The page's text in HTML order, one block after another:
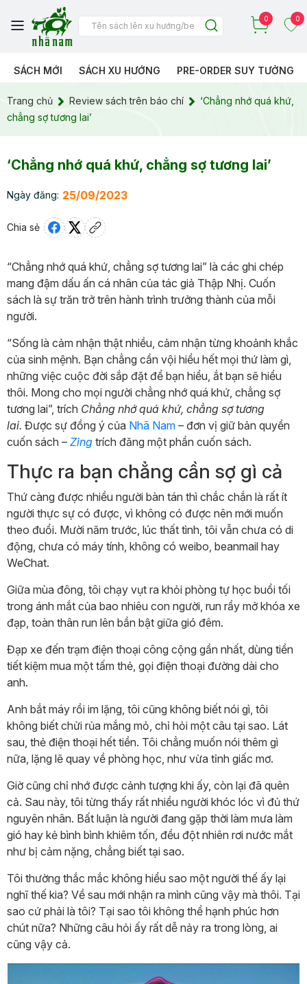
0 0
SÁCH MỚI SÁCH XU HƯỚNG PRE-ORDER SUY TƯỞNG
Trang chủ Review sách trên báo chí
‘Chẳng nhớ quá khứ,
chẳng sợ tương lai’
‘Chẳng nhớ quá khứ, chẳng sợ tương lai’
Ngày đăng: 25/09/2023
Chia sẻ
“Chẳng nhớ quá khứ, chẳng sợ tương lai” là các ghi chép
mang đậm dấu ấn cá nhân của tác giả Thập Nhị. Cuốn
sách là sự trăn trở trên hành trình trưởng thành của mỗi
người.
“Sống là cảm nhận thật nhiều, cảm nhận từng khoảnh khắc
của sinh mệnh. Bạn chẳng cần vội hiểu hết mọi thứ làm gì,
những việc cuộc đời sắp đặt để bạn hiểu, ắt bạn sẽ hiểu
thôi. Mong cho mọi người chẳng nhớ quá khứ, chẳng sợ
tương lai”, trích Chẳng nhớ quá khứ, chẳng sợ tương
lai. Được sự đồng ý của Nhã Nam – đơn vị giữ bản quyền
cuốn sách – Zing trích đăng một phần cuốn sách.
Thực ra bạn chẳng cần sợ gì cả
Thứ càng được nhiều người bàn tán thì chắc chắn là rất ít
người thực sự có được, vì không có được nên mới muốn
theo đuổi. Mười năm trước, lúc thất tình, tôi vẫn chưa có di
động, chưa có máy tính, không có weibo, beanmail hay
WeChat.
Giữa mùa đông, tôi chạy vụt ra khỏi phòng tự học buổi tối
trong ánh mắt của bao nhiêu con người, run rẩy mở khóa xe
đạp, toàn thân run lên bần bật giữa gió đêm.
Đạp xe đến trạm điện thoại công cộng gần nhất, dùng tiền
tiết kiệm mua một tấm thẻ, gọi điện thoại đường dài cho
anh.
Anh bắt máy rồi im lặng, tôi cũng không biết nói gì, tôi
không biết chửi rủa mắng mỏ, chỉ hỏi một câu tại sao. Lát
sau, thẻ điện thoại hết tiền. Tôi chẳng muốn nói thêm gì
nữa, lặng lẽ quay về phòng học, như vừa tỉnh giấc mơ.
Giờ cũng chỉ nhớ được cảnh tượng khi ấy, còn lại đã quên
cả. Sau này, tôi từng thấy rất nhiều người khóc lóc vì đủ thứ
nguyên nhân. Bất luận là người đang gặp thời làm mưa làm
gió hay kẻ bình bình khiêm tốn, đều đột nhiên rơi nước mắt
như bị cảm nặng, chẳng biết tại sao.
Tôi thường thắc mắc không hiểu sao một người thế ấy lại
nghĩ thế kia? Về sau mới nhận ra mình cũng vậy mà thôi. Tại
sao cứ phải là tôi? Tại sao tôi không thể hạnh phúc hơn
chút nữa? Những câu hỏi ấy rất dễ nảy ra trong lòng, ai
cũng vậy cả.